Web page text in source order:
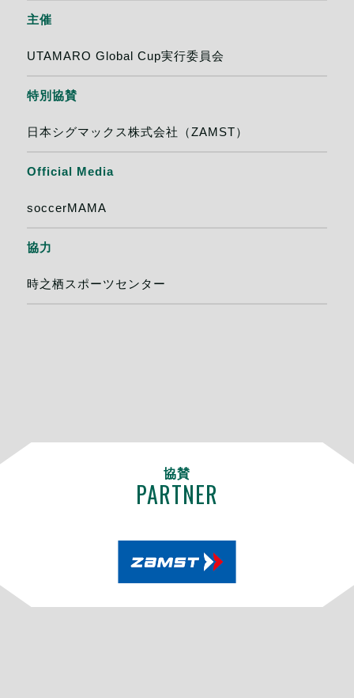
主催
UTAMARO Global Cup実行委員会
特別協賛
日本シグマックス株式会社（ZAMST）
Official Media
soccerMAMA
協力
時之栖スポーツセンター
協賛
PARTNER